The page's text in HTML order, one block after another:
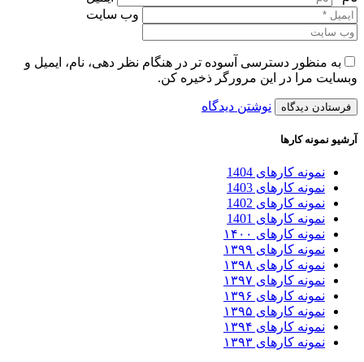
وب سایت
به منظور دسترسی آسوده تر در هنگام نظر دهی، نام، ایمیل و
وبسایت مرا در این مرورگر ذخیره کن.
نوشتن دیدگاه
آرشیو نمونه کارها
نمونه کارهای 1404
نمونه کارهای 1403
نمونه کارهای 1402
نمونه کارهای 1401
نمونه کارهای ۱۴۰۰
نمونه کارهای ۱۳۹۹
نمونه کارهای ۱۳۹۸
نمونه کارهای ۱۳۹۷
نمونه کارهای ۱۳۹۶
نمونه کارهای ۱۳۹۵
نمونه کارهای ۱۳۹۴
نمونه کارهای ۱۳۹۳